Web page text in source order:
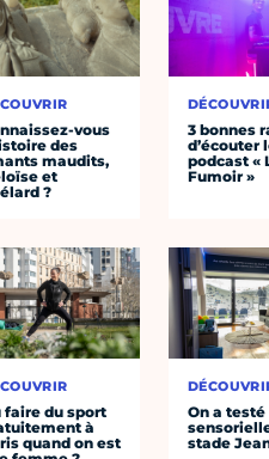
vous
des
maudits,
et
?
faire du sport
à
quand on est
3 bonnes
d’écouter
podcast «
Fumoir »
On a
stade